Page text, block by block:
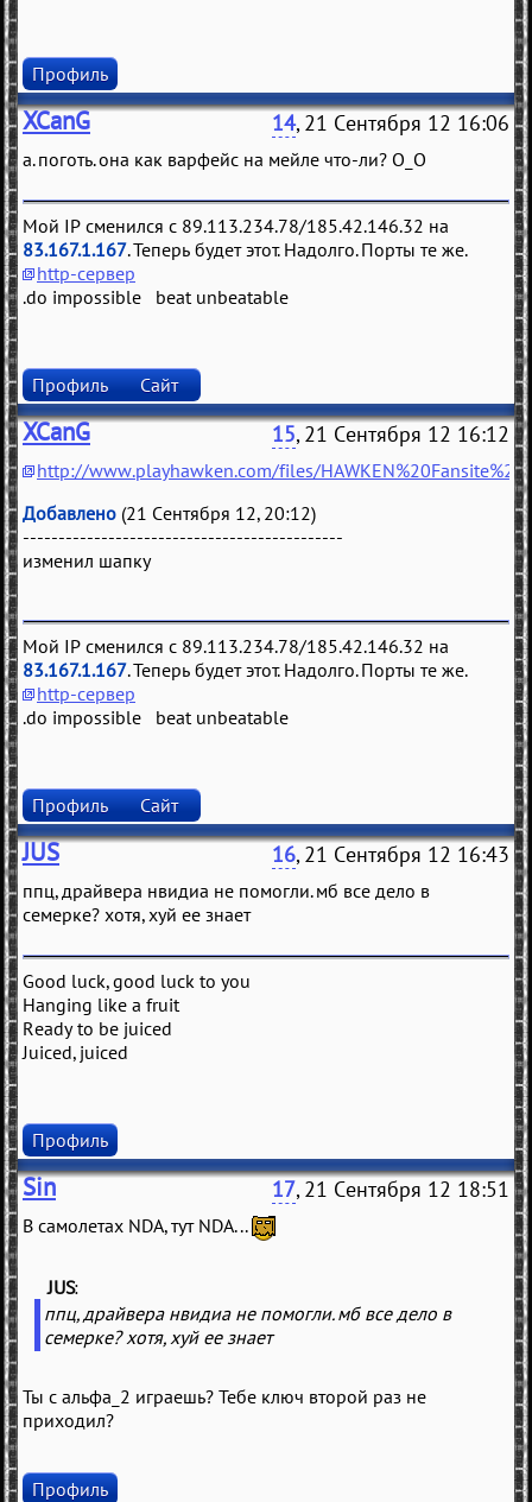
Профиль
XCanG 14, 21 Сентября 12 16:06
а. поготь. она как варфейс на мейле что-ли? О_О
Мой IP сменился с 89.113.234.78/185.42.146.32 на
83.167.1.167. Теперь будет этот. Надолго. Порты те же.
http-сервер
.do impossible beat unbeatable
Профиль Сайт
XCanG 15, 21 Сентября 12 16:12
http://www.playhawken.com/files/
Добавлено (21 Сентября 12, 20:12)
---------------------------------------------
изменил шапку
Мой IP сменился с 89.113.234.78/185.42.146.32 на
83.167.1.167. Теперь будет этот. Надолго. Порты те же.
http-сервер
.do impossible beat unbeatable
Профиль Сайт
JUS 16, 21 Сентября 12 16:43
ппц, драйвера нвидиа не помогли. мб все дело в
семерке? хотя, хуй ее знает
Good luck, good luck to you
Hanging like a fruit
Ready to be juiced
Juiced, juiced
Профиль
Sin 17, 21 Сентября 12 18:51
В самолетах NDA, тут NDA...
(JUS
ппц, драйвера нвидиа не помогли. мб все дело в
семерке? хотя, хуй ее знает
Ты с альфа_2 играешь? Тебе ключ второй раз не
приходил?
Профиль